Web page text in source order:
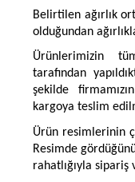
Belirtilen ağırlık
olduğundan
Ürünlerimizin
tarafından
şekilde
kargoya teslim
Ürün resimlerinin
Resimde
rahatlığıyla